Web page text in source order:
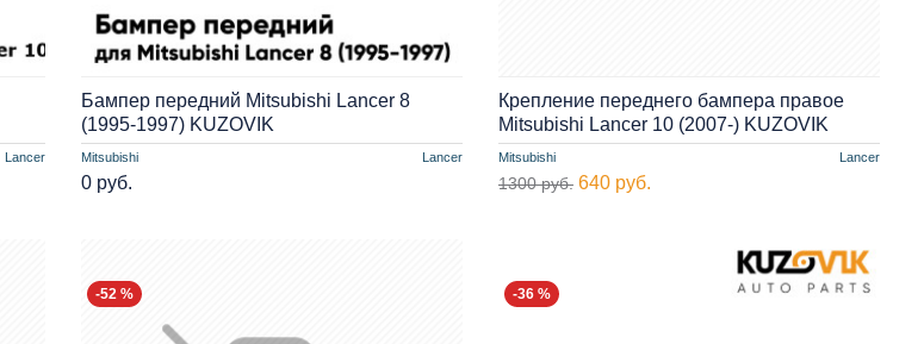
Lancer Mitsubishi Lancer
Бампер передний Mitsubishi Lancer 8
(1995-1997) KUZOVIK
0 руб.
Mitsubishi Lancer
Крепление переднего бампера правое
Mitsubishi Lancer 10 (2007-) KUZOVIK
1300 руб. 640 руб.
-52 % -36 %